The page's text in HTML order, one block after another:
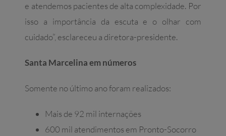
e atendemos pacientes de alta complexidade. Por
isso a importância da escuta e o olhar com
cuidado”, esclareceu a diretora-presidente.
Santa Marcelina em números
Somente no último ano foram realizados:
Mais de 92 mil internações
600 mil atendimentos em Pronto-Socorro